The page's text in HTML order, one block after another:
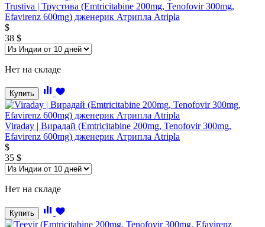
Trustiva | Трустива (Emtricitabine 200mg, Tenofovir 300mg,
Efavirenz 600mg) дженерик Атрипла Atripla
$
38 $
Нет на складе
Купить
Viraday | Вирадай (Emtricitabine 200mg, Tenofovir 300mg,
Efavirenz 600mg) дженерик Атрипла Atripla
$
35 $
Нет на складе
Купить